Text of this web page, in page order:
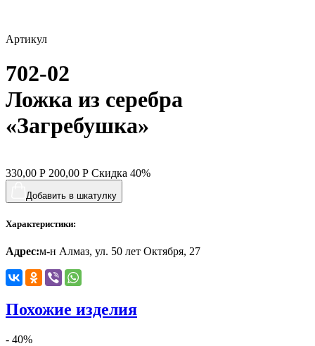
Артикул
702-02
Ложка из серебра
«Загребушка»
330,00 Р 200,00 Р Скидка 40%
Добавить в шкатулку
Характеристики:
Адрес:м-н Алмаз, ул. 50 лет Октября, 27
Похожие изделия
- 40%